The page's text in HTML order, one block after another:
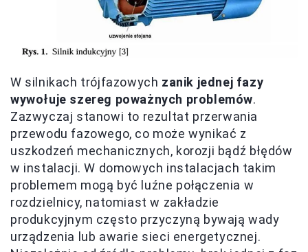
W silnikach trójfazowych zanik jednej fazy
wywołuje szereg poważnych problemów.
Zazwyczaj stanowi to rezultat przerwania
przewodu fazowego, co może wynikać z
uszkodzeń mechanicznych, korozji bądź błędów
w instalacji. W domowych instalacjach takim
problemem mogą być luźne połączenia w
rozdzielnicy, natomiast w zakładzie
produkcyjnym często przyczyną bywają wady
urządzenia lub awarie sieci energetycznej.